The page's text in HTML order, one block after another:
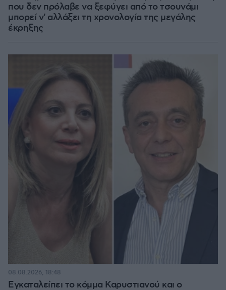
που δεν πρόλαβε να ξεφύγει από το τσουνάμι
μπορεί ν' αλλάξει τη χρονολογία της μεγάλης
έκρηξης
Εγκαταλείπει το κόμμα Καρυστιανού και ο
08.08.2026, 18:48